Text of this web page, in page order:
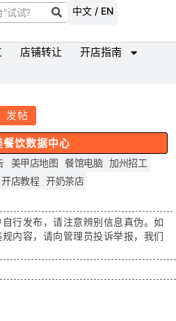
中文 / EN
店铺转让 开店指南
发帖
餐饮数据中心
美甲店地图 餐馆电脑
加州招工
开店教程 开奶茶店
行发布，请注意辨别信息真伪。如
规内容，请向管理员投诉举报，我们